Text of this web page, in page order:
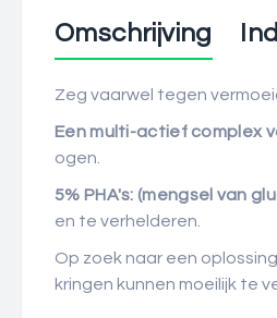
Omschrijving
Zeg vaarwel tegen
Een multi-actief complex
ogen.
5% PHA's: (mengsel van
en te verhelderen.
Op zoek naar een
kringen kunnen moeilijk te